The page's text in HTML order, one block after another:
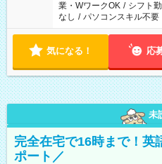
業・WワークOK / シフト
なし / パソコンスキル不要
気になる！ 応
未
完全在宅で16時まで！英
ポート／